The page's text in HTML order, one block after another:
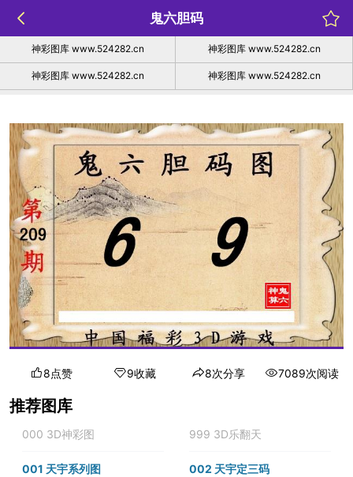
鬼六胆码
神彩图库 www.524282.cn 神彩图库 www.524282.cn
神彩图库 www.524282.cn 神彩图库 www.524282.cn
8点赞 9收藏 8次分享 7089次阅读
推荐图库
000 3D神彩图 999 3D乐翻天
001 天宇系列图 002 天宇定三码